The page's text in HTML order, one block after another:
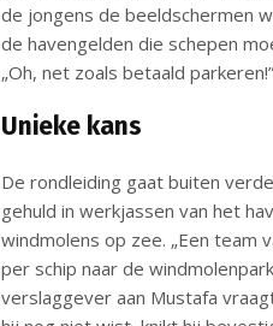
de jongens de beeldschermen
de havengelden die schepen
„Oh, net zoals betaald parkeren!”
Unieke kans
De rondleiding gaat buiten
gehuld in werkjassen van het
windmolens op zee. „Een team
per schip naar de
verslaggever aan Mustafa